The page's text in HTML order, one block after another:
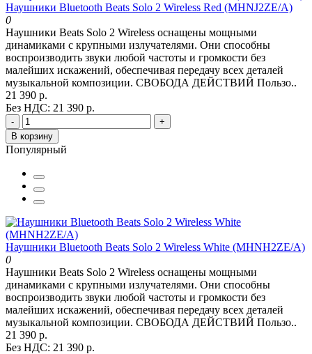
Наушники Bluetooth Beats Solo 2 Wireless Red (MHNJ2ZE/A)
0
Наушники Beats Solo 2 Wireless оснащены мощными
динамиками с крупными излучателями. Они способны
воспроизводить звуки любой частоты и громкости без
малейших искажений, обеспечивая передачу всех деталей
музыкальной композиции. СВОБОДА ДЕЙСТВИЙ Пользо..
21 390 р.
Без НДС: 21 390 р.
-
+
В корзину
Популярный
Наушники Bluetooth Beats Solo 2 Wireless White (MHNH2ZE/A)
0
Наушники Beats Solo 2 Wireless оснащены мощными
динамиками с крупными излучателями. Они способны
воспроизводить звуки любой частоты и громкости без
малейших искажений, обеспечивая передачу всех деталей
музыкальной композиции. СВОБОДА ДЕЙСТВИЙ Пользо..
21 390 р.
Без НДС: 21 390 р.